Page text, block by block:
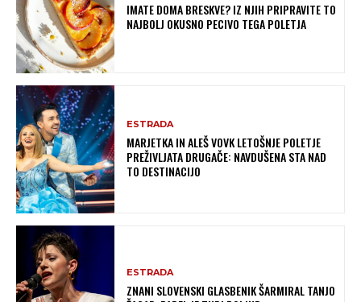
IMATE DOMA BRESKVE? IZ NJIH PRIPRAVITE TO
NAJBOLJ OKUSNO PECIVO TEGA POLETJA
ESTRADA
MARJETKA IN ALEŠ VOVK LETOŠNJE POLETJE
PREŽIVLJATA DRUGAČE: NAVDUŠENA STA NAD
TO DESTINACIJO
ESTRADA
ZNANI SLOVENSKI GLASBENIK ŠARMIRAL TANJO